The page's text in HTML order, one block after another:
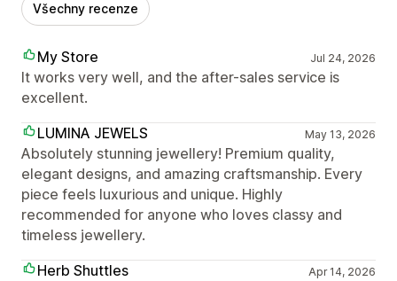
Všechny recenze
My Store Jul 24, 2026
It works very well, and the after-sales service is
excellent.
LUMINA JEWELS
May 13, 2026
Absolutely stunning jewellery! Premium quality,
elegant designs, and amazing craftsmanship. Every
piece feels luxurious and unique. Highly
recommended for anyone who loves classy and
timeless jewellery.
Herb Shuttles
Apr 14, 2026